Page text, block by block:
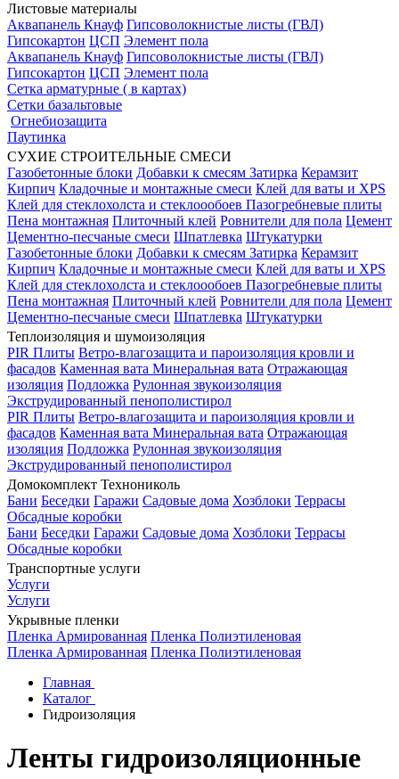
Листовые материалы
Аквапанель Кнауф Гипсоволокнистые листы (ГВЛ)
Гипсокартон ЦСП Элемент пола
Аквапанель Кнауф Гипсоволокнистые листы (ГВЛ)
Гипсокартон ЦСП Элемент пола
Сетка арматурные ( в картах)
Сетки базальтовые
Огнебиозащита
Паутинка
СУХИЕ СТРОИТЕЛЬНЫЕ СМЕСИ
Газобетонные блоки Добавки к смесям Затирка Керамзит
Кирпич Кладочные и монтажные смеси Клей для ваты и XPS
Клей для стеклохолста и стеклоообоев Пазогребневые плиты
Пена монтажная Плиточный клей Ровнители для пола Цемент
Цементно-песчаные смеси Шпатлевка Штукатурки
Газобетонные блоки Добавки к смесям Затирка Керамзит
Кирпич Кладочные и монтажные смеси Клей для ваты и XPS
Клей для стеклохолста и стеклоообоев Пазогребневые плиты
Пена монтажная Плиточный клей Ровнители для пола Цемент
Цементно-песчаные смеси Шпатлевка Штукатурки
Теплоизоляция и шумоизоляция
PIR Плиты Ветро-влагозащита и пароизоляция кровли и
фасадов Каменная вата Минеральная вата Отражающая
изоляция Подложка Рулонная звукоизоляция
Экструдированный пенополистирол
PIR Плиты Ветро-влагозащита и пароизоляция кровли и
фасадов Каменная вата Минеральная вата Отражающая
изоляция Подложка Рулонная звукоизоляция
Экструдированный пенополистирол
Домокомплект Технониколь
Бани Беседки Гаражи Садовые дома Хозблоки Террасы
Обсадные коробки
Бани Беседки Гаражи Садовые дома Хозблоки Террасы
Обсадные коробки
Транспортные услуги
Услуги
Услуги
Укрывные пленки
Пленка Армированная Пленка Полиэтиленовая
Пленка Армированная Пленка Полиэтиленовая
Главная
Каталог
Гидроизоляция
Ленты гидроизоляционные